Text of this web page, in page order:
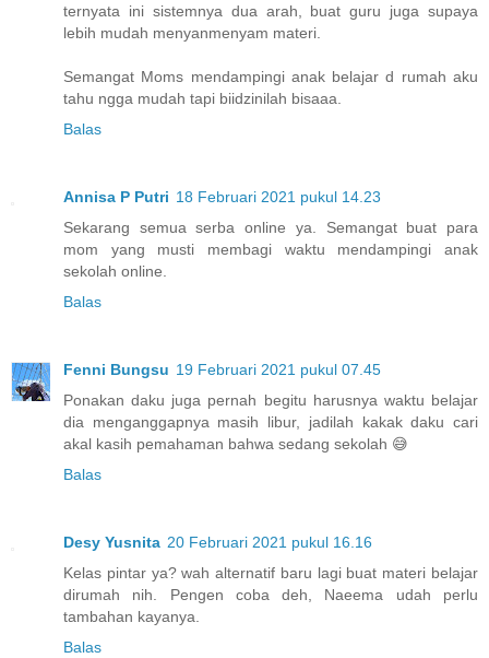
ternyata ini sistemnya dua arah, buat guru juga supaya
lebih mudah menyanmenyam materi.
Semangat Moms mendampingi anak belajar d rumah aku
tahu ngga mudah tapi biidzinilah bisaaa.
Balas
Annisa P Putri 18 Februari 2021 pukul 14.23
Sekarang semua serba online ya. Semangat buat para
mom yang musti membagi waktu mendampingi anak
sekolah online.
Balas
Fenni Bungsu 19 Februari 2021 pukul 07.45
Ponakan daku juga pernah begitu harusnya waktu belajar
dia menganggapnya masih libur, jadilah kakak daku cari
akal kasih pemahaman bahwa sedang sekolah 😅
Balas
Desy Yusnita 20 Februari 2021 pukul 16.16
Kelas pintar ya? wah alternatif baru lagi buat materi belajar
dirumah nih. Pengen coba deh, Naeema udah perlu
tambahan kayanya.
Balas